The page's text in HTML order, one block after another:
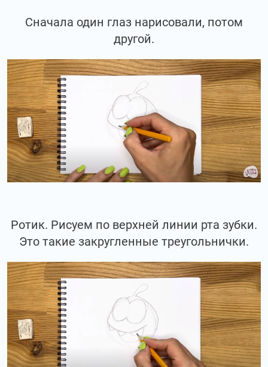
Сначала один глаз нарисовали, потом
другой.
Ротик. Рисуем по верхней линии рта зубки.
Это такие закругленные треугольнички.